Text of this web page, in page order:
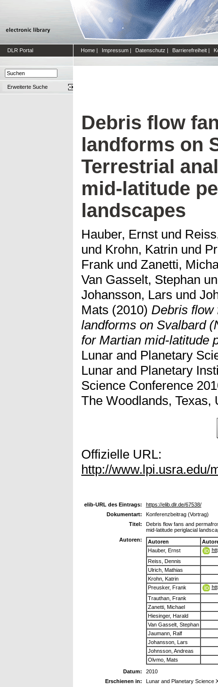
DLR Portal Home | Impressum | Datenschutz | Barrierefreiheit |
Erweiterte Suche
Debris flow
landforms on
Terrestrial
mid-latitude
landscapes
Hauber, Ernst und
und Krohn, Katrin und
Frank und Zanetti,
Van Gasselt, Stephan
Johansson, Lars und
Mats (2010) Debris flow
landforms on Svalbard
for Martian mid-latitude
Lunar and Planetary
Lunar and Planetary
Science Conference
The Woodlands, Texas,
Offizielle URL:
http://www.lpi.usra.edu/
elib-URL des Eintrags:
https://elib.dlr.de/67538/
Dokumentart:
Konferenzbeitrag (Vortrag)
Titel:
Debris flow fans and
mid-latitude periglacial
Autoren:
Autoren
Hauber, Ernst
Reiss, Dennis
Ulrich, Mathias
Krohn, Katrin
Preusker, Frank
Trauthan, Frank
Zanetti, Michael
Hiesinger, Harald
Van Gasselt, Stephan
Jaumann, Ralf
Johansson, Lars
Johnsson, Andreas
Olvmo, Mats
Datum:
2010
Erschienen in:
Lunar and Planetary Science